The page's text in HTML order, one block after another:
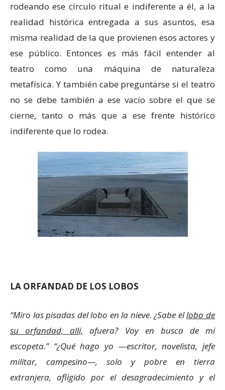
rodeando ese círculo ritual e indiferente a él, a la
realidad histórica entregada a sus asuntos, esa
misma realidad de la que provienen esos actores y
ese público. Entonces es más fácil entender al
teatro como una máquina de naturaleza
metafísica. Y también cabe preguntarse si el teatro
no se debe también a ese vacío sobre el que se
cierne, tanto o más que a ese frente histórico
indiferente que lo rodea.
LA ORFANDAD DE LOS LOBOS
“Miro las pisadas del lobo en la nieve. ¿Sabe ellobo de
su orfandad, allí, afuera? Voy en busca de mi
escopeta.” “¿Qué hago yo —escritor, novelista, jefe
militar, campesino—, solo y pobre en tierra
extranjera, afligido por el desagradecimiento y el